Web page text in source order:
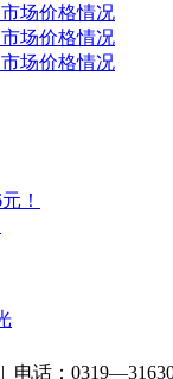
场价格情况
场价格情况
场价格情况
！
电话：